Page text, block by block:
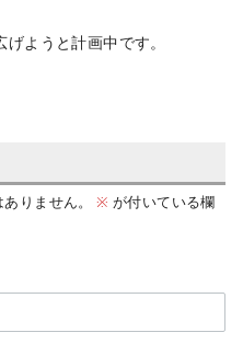
ようと計画中です。
りません。 ※ が付いている欄